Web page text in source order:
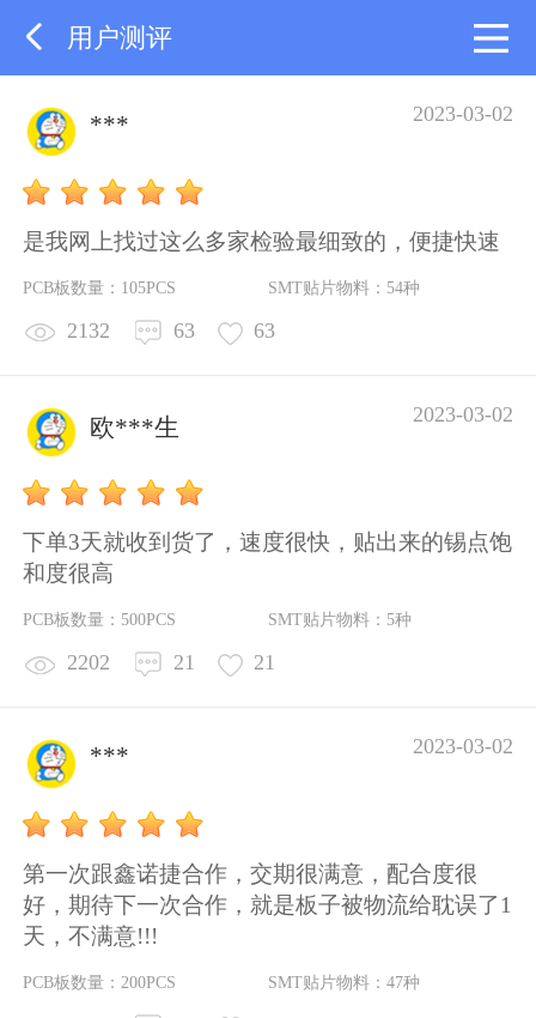
用户测评
*** 2023-03-02
是我网上找过这么多家检验最细致的，便捷快速
PCB板数量：105PCS SMT贴片物料：54种
2132 63 63
欧***生 2023-03-02
下单3天就收到货了，速度很快，贴出来的锡点饱
和度很高
PCB板数量：500PCS SMT贴片物料：5种
2202 21 21
*** 2023-03-02
第一次跟鑫诺捷合作，交期很满意，配合度很
好，期待下一次合作，就是板子被物流给耽误了1
天，不满意!!!
PCB板数量：200PCS SMT贴片物料：47种